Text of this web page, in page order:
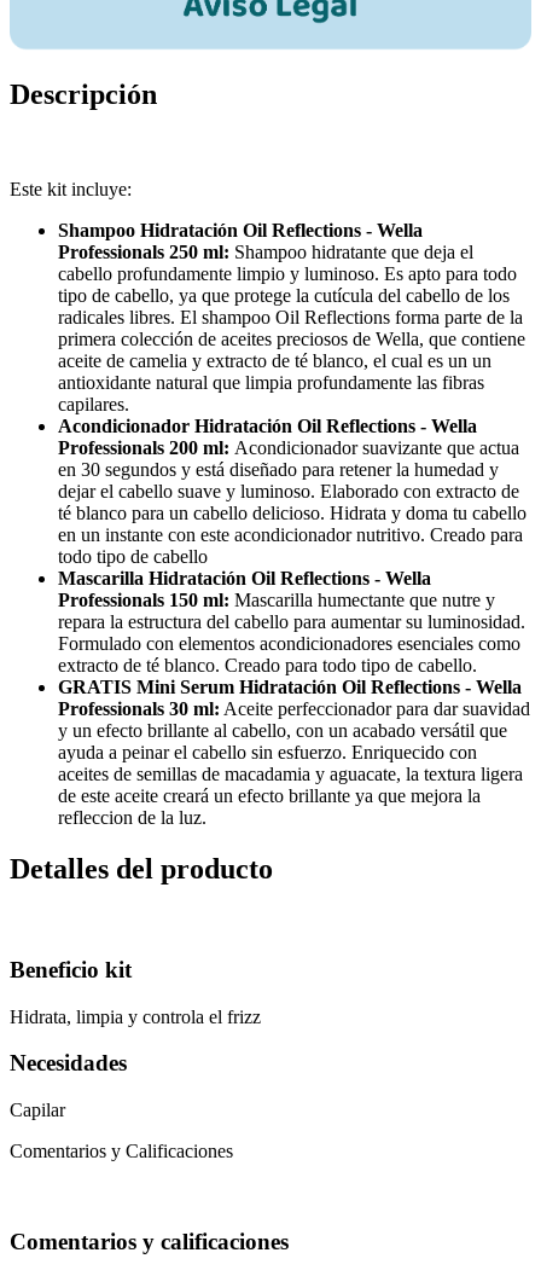
Descripción
Este kit incluye:
Shampoo Hidratación Oil Reflections - Wella
Professionals 250 ml: Shampoo hidratante que deja el
cabello profundamente limpio y luminoso. Es apto para todo
tipo de cabello, ya que protege la cutícula del cabello de los
radicales libres. El shampoo Oil Reflections forma parte de la
primera colección de aceites preciosos de Wella, que contiene
aceite de camelia y extracto de té blanco, el cual es un un
antioxidante natural que limpia profundamente las fibras
capilares.
Acondicionador Hidratación Oil Reflections - Wella
Professionals 200 ml: Acondicionador suavizante que actua
en 30 segundos y está diseñado para retener la humedad y
dejar el cabello suave y luminoso. Elaborado con extracto de
té blanco para un cabello delicioso. Hidrata y doma tu cabello
en un instante con este acondicionador nutritivo. Creado para
todo tipo de cabello
Mascarilla Hidratación Oil Reflections - Wella
Professionals 150 ml: Mascarilla humectante que nutre y
repara la estructura del cabello para aumentar su luminosidad.
Formulado con elementos acondicionadores esenciales como
extracto de té blanco. Creado para todo tipo de cabello.
GRATIS Mini Serum Hidratación Oil Reflections - Wella
Professionals 30 ml: Aceite perfeccionador para dar suavidad
y un efecto brillante al cabello, con un acabado versátil que
ayuda a peinar el cabello sin esfuerzo. Enriquecido con
aceites de semillas de macadamia y aguacate, la textura ligera
de este aceite creará un efecto brillante ya que mejora la
refleccion de la luz.
Detalles del producto
Beneficio kit
Hidrata, limpia y controla el frizz
Necesidades
Capilar
Comentarios y Calificaciones
Comentarios y calificaciones